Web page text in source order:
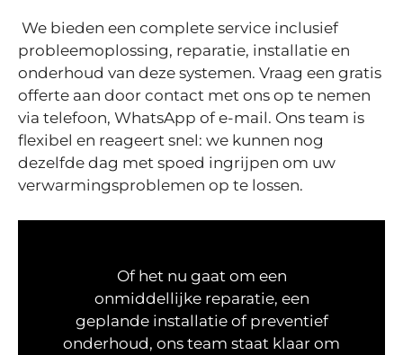
We bieden een complete service inclusief
probleemoplossing, reparatie, installatie en
onderhoud van deze systemen. Vraag een gratis
offerte aan door contact met ons op te nemen
via telefoon, WhatsApp of e-mail. Ons team is
flexibel en reageert snel: we kunnen nog
dezelfde dag met spoed ingrijpen om uw
verwarmingsproblemen op te lossen.
Of het nu gaat om een
onmiddellijke reparatie, een
geplande installatie of preventief
onderhoud, ons team staat klaar om